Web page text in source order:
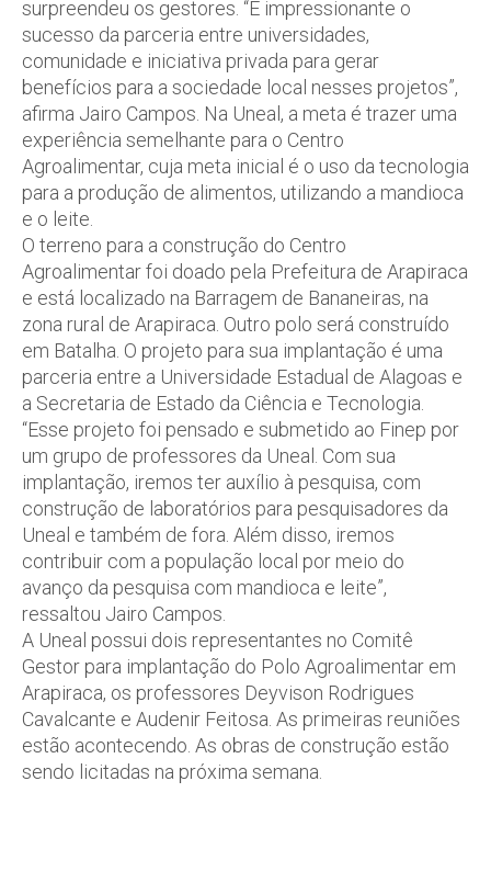
surpreendeu os gestores. “É impressionante o
sucesso da parceria entre universidades,
comunidade e iniciativa privada para gerar
benefícios para a sociedade local nesses projetos”,
afirma Jairo Campos. Na Uneal, a meta é trazer uma
experiência semelhante para o Centro
Agroalimentar, cuja meta inicial é o uso da tecnologia
para a produção de alimentos, utilizando a mandioca
e o leite.
O terreno para a construção do Centro
Agroalimentar foi doado pela Prefeitura de Arapiraca
e está localizado na Barragem de Bananeiras, na
zona rural de Arapiraca. Outro polo será construído
em Batalha. O projeto para sua implantação é uma
parceria entre a Universidade Estadual de Alagoas e
a Secretaria de Estado da Ciência e Tecnologia.
“Esse projeto foi pensado e submetido ao Finep por
um grupo de professores da Uneal. Com sua
implantação, iremos ter auxílio à pesquisa, com
construção de laboratórios para pesquisadores da
Uneal e também de fora. Além disso, iremos
contribuir com a população local por meio do
avanço da pesquisa com mandioca e leite”,
ressaltou Jairo Campos.
A Uneal possui dois representantes no Comitê
Gestor para implantação do Polo Agroalimentar em
Arapiraca, os professores Deyvison Rodrigues
Cavalcante e Audenir Feitosa. As primeiras reuniões
estão acontecendo. As obras de construção estão
sendo licitadas na próxima semana.